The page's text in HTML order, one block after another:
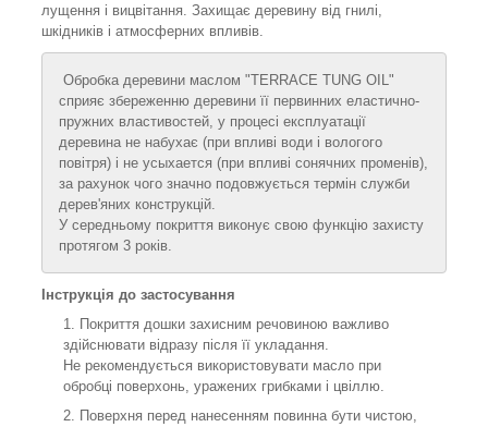
лущення і вицвітання. Захищає деревину від гнилі,
шкідників і атмосферних впливів.
Обробка деревини маслом "TERRACE TUNG OIL"
сприяє збереженню деревини її первинних еластично-
пружних властивостей, у процесі експлуатації
деревина не набухає (при впливі води і вологого
повітря) і не усыхается (при впливі сонячних променів),
за рахунок чого значно подовжується термін служби
дерев'яних конструкцій.
У середньому покриття виконує свою функцію захисту
протягом 3 років.
Інструкція до застосування
Покриття дошки захисним речовиною важливо
здійснювати відразу після її укладання.
Не рекомендується використовувати масло при
обробці поверхонь, уражених грибками і цвіллю.
Поверхня перед нанесенням повинна бути чистою,